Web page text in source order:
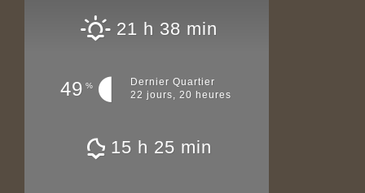
21 h 38 min
49 %
Dernier Quartier
22 jours, 20 heures
15 h 25 min